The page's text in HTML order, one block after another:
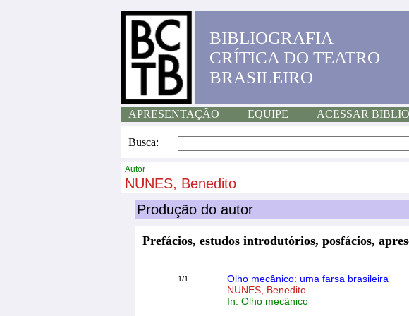
BIBLIOGRAFIA
CRÍTICA DO TEATRO
BRASILEIRO
APRESENTAÇÃO EQUIPE ACESSAR
Busca:
Autor
NUNES, Benedito
Produção do autor
Prefácios, estudos introdutórios, posfácios,
1/1
Olho mecânico: uma farsa brasileira
NUNES, Benedito
In: Olho mecânico